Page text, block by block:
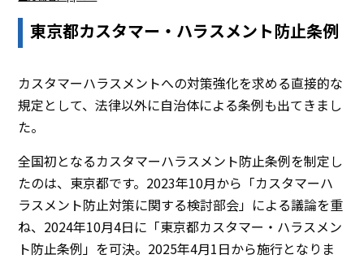
東京都カスタマー・ハラスメント防止条例
カスタマーハラスメントへの対策強化を求める直接的な
規定として、法律以外に自治体による条例も出てきまし
た。
全国初となるカスタマーハラスメント防止条例を制定し
たのは、東京都です。2023年10月から「カスタマーハ
ラスメント防止対策に関する検討部会」による議論を重
ね、2024年10月4日に「東京都カスタマー・ハラスメン
ト防止条例」を可決。2025年4月1日から施行となりま